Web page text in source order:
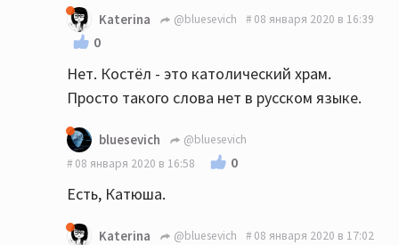
Katerina @bluesevich 08 января 2020 в 16:39
0
Нет. Костёл - это католический храм.
Просто такого слова нет в русском языке.
bluesevich
@bluesevich
08 января 2020 в 16:58
0
Есть, Катюша.
Katerina @bluesevich 08 января 2020 в 17:02